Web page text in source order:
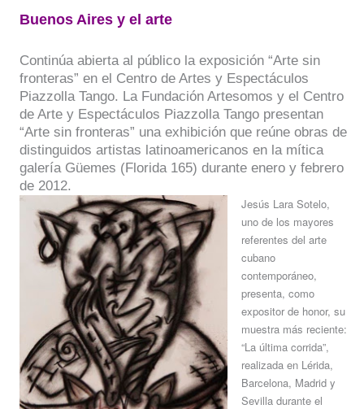
Buenos Aires y el arte
Continúa abierta al público la exposición “Arte sin
fronteras” en el Centro de Artes y Espectáculos
Piazzolla Tango. La Fundación Artesomos y el Centro
de Arte y Espectáculos Piazzolla Tango presentan
“Arte sin fronteras” una exhibición que reúne obras de
distinguidos artistas latinoamericanos en la mítica
galería Güemes (Florida 165) durante enero y febrero
de 2012.
Jesús Lara Sotelo,
uno de los mayores
referentes del arte
cubano
contemporáneo,
presenta, como
expositor de honor, su
muestra más reciente:
“La última corrida”,
realizada en Lérida,
Barcelona, Madrid y
Sevilla durante el